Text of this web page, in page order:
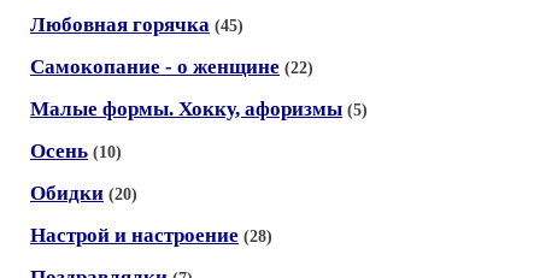
Любовная горячка (45)
Самокопание - о женщине (22)
Малые формы. Хокку, афоризмы (5)
Осень (10)
Обидки (20)
Настрой и настроение (28)